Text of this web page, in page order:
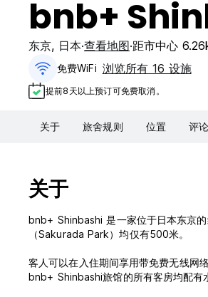
bnb+
东京, 日本 查看地图 距市中心
免费WiFi 浏览所有 16 设施
提前8天以上预订可免费取消。
关于 旅舍规则 位置 评论
关于
bnb+ Shinbashi 是一家位于日本东京
（Sakurada Park）均仅有500米。
客人可以在入住期间享用带免费无线网
bnb+ Shinbashi旅馆的所有客房均配有